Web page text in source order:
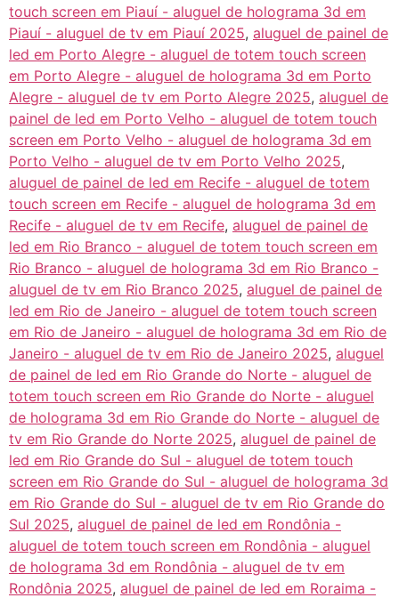
touch screen em Piauí - aluguel de holograma 3d em
Piauí - aluguel de tv em Piauí 2025, aluguel de painel de
led em Porto Alegre - aluguel de totem touch screen
em Porto Alegre - aluguel de holograma 3d em Porto
Alegre - aluguel de tv em Porto Alegre 2025, aluguel de
painel de led em Porto Velho - aluguel de totem touch
screen em Porto Velho - aluguel de holograma 3d em
Porto Velho - aluguel de tv em Porto Velho 2025,
aluguel de painel de led em Recife - aluguel de totem
touch screen em Recife - aluguel de holograma 3d em
Recife - aluguel de tv em Recife, aluguel de painel de
led em Rio Branco - aluguel de totem touch screen em
Rio Branco - aluguel de holograma 3d em Rio Branco -
aluguel de tv em Rio Branco 2025, aluguel de painel de
led em Rio de Janeiro - aluguel de totem touch screen
em Rio de Janeiro - aluguel de holograma 3d em Rio de
Janeiro - aluguel de tv em Rio de Janeiro 2025, aluguel
de painel de led em Rio Grande do Norte - aluguel de
totem touch screen em Rio Grande do Norte - aluguel
de holograma 3d em Rio Grande do Norte - aluguel de
tv em Rio Grande do Norte 2025, aluguel de painel de
led em Rio Grande do Sul - aluguel de totem touch
screen em Rio Grande do Sul - aluguel de holograma 3d
em Rio Grande do Sul - aluguel de tv em Rio Grande do
Sul 2025, aluguel de painel de led em Rondônia -
aluguel de totem touch screen em Rondônia - aluguel
de holograma 3d em Rondônia - aluguel de tv em
Rondônia 2025, aluguel de painel de led em Roraima -